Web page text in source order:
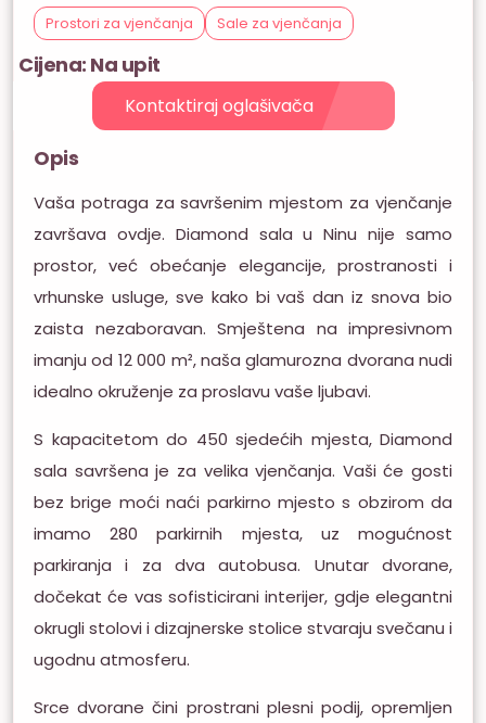
Prostori za vjenčanja Sale za vjenčanja
Cijena: Na upit
Kontaktiraj oglašivača
Opis
Vaša potraga za savršenim mjestom za vjenčanje
završava ovdje. Diamond sala u Ninu nije samo
prostor, već obećanje elegancije, prostranosti i
vrhunske usluge, sve kako bi vaš dan iz snova bio
zaista nezaboravan. Smještena na impresivnom
imanju od 12 000 m², naša glamurozna dvorana nudi
idealno okruženje za proslavu vaše ljubavi.
S kapacitetom do 450 sjedećih mjesta, Diamond
sala savršena je za velika vjenčanja. Vaši će gosti
bez brige moći naći parkirno mjesto s obzirom da
imamo 280 parkirnih mjesta, uz mogućnost
parkiranja i za dva autobusa. Unutar dvorane,
dočekat će vas sofisticirani interijer, gdje elegantni
okrugli stolovi i dizajnerske stolice stvaraju svečanu i
ugodnu atmosferu.
Srce dvorane čini prostrani plesni podij, opremljen